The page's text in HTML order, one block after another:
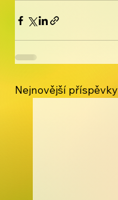
Nejnovější příspěvky